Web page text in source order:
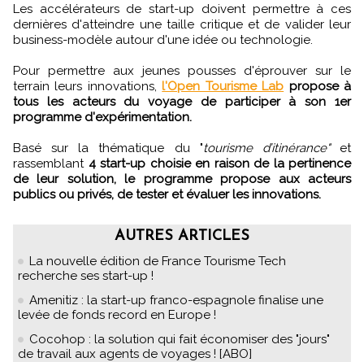
Les accélérateurs de start-up doivent permettre à ces
dernières d'atteindre une taille critique et de valider leur
business-modèle autour d'une idée ou technologie.
Pour permettre aux jeunes pousses d'éprouver sur le
terrain leurs innovations, l'Open Tourisme Lab propose à
tous les acteurs du voyage de participer à son 1er
programme d'expérimentation.
Basé sur la thématique du "tourisme d’itinérance"et
rassemblant 4 start-up choisie en raison de la pertinence
de leur solution, le programme propose aux acteurs
publics ou privés, de tester et évaluer les innovations.
AUTRES ARTICLES
La nouvelle édition de France Tourisme Tech
recherche ses start-up !
Amenitiz : la start-up franco-espagnole finalise une
levée de fonds record en Europe !
Cocohop : la solution qui fait économiser des "jours"
de travail aux agents de voyages ! [ABO]